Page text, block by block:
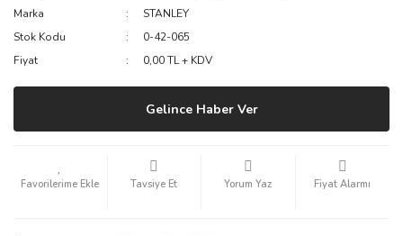
Marka
STANLEY
Stok Kodu
0-42-065
Fiyat
0,00 TL + KDV
Gelince Haber Ver
Tavsiye Et Yorum Yaz Fiyat Alarmı